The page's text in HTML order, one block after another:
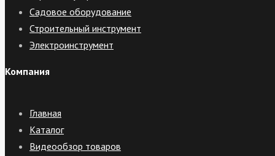
Садовое оборудование
Строительный инструмент
Электроинструмент
Компания
Главная
Каталог
Видеообзор товаров